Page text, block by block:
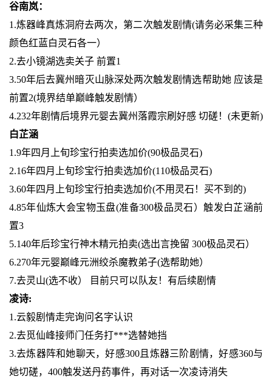
谷南岚：
1.炼器峰真炼洞府去两次，第二次触发剧情(请务必采集三种
颜色红蓝白灵石各一）
2.去小镜湖选卖关子 前置1
3.50年后去冀州暗灭山脉深处两次触发剧情选帮助她 应该是
前置2(境界结单巅峰触发剧情）
4.232年剧情后境界元婴去冀州落霞宗刷好感 切磋！(未更新)
白芷涵
1.9年四月上旬珍宝行拍卖选加价(90极品灵石)
2.16年四月上旬珍宝行拍卖选加价(110极品灵石)
3.60年四月上旬珍宝行拍卖选加价(不用灵石！买不到的)
4.85年仙炼大会宝物玉盘(准备300极品灵石）触发白芷涵前
置3
5.140年后珍宝行神木精元拍卖(选出言挽留 300极品灵石）
6.270年元婴巅峰元洲绞杀魔教弟子(选帮助她）
7.去灵山(选不收） 目前只可以队友！有后续剧情
凌诗:
1.云毅剧情走完询问名字认识
2.去觅仙峰接师门任务打***选替她挡
3.去炼器阵和她聊天，好感300且炼器三阶剧情，好感360与
她切磋，400触发送丹药事件，再对话一次凌诗消失